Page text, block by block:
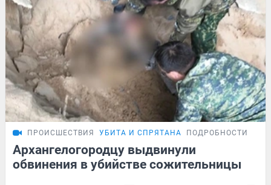
ПРОИСШЕСТВИЯ УБИТА И СПРЯТАНА ПОДРОБНОСТИ
Архангелогородцу выдвинули
обвинения в убийстве сожительницы